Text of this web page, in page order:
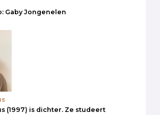
Gaby Jongenelen
(1997) is dichter. Ze studeert